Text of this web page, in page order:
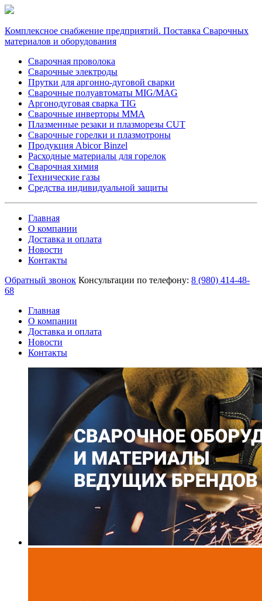
Комплексное снабжение предприятий. Поставка Сварочных
материалов и оборудования
Сварочная проволока
Сварочные электроды
Прутки для аргонно-дуговой сварки
Сварочные полуавтоматы MIG/MAG
Аргонодуговая сварка TIG
Сварочные инверторы MMA
Плазменные резаки и плазморезы CUT
Сварочные горелки и плазмотроны
Продукция Abicor Binzel
Расходные материалы для горелок
Сварочная химия
Технические газы
Средства индивидуальной защиты
Главная
О компании
Доставка и оплата
Новости
Контакты
Обратный звонок Консультации по телефону: 8 (980) 414-48-
68
Главная
О компании
Доставка и оплата
Новости
Контакты